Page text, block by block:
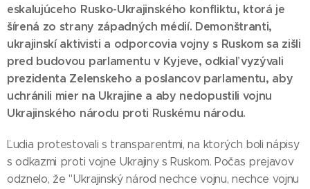
eskalujúceho Rusko-Ukrajinského konfliktu, ktorá je
šírená zo strany západných médií. Demonštranti,
ukrajinskí aktivisti a odporcovia vojny s Ruskom sa zišli
pred budovou parlamentu v Kyjeve, odkiaľ vyzývali
prezidenta Zelenskeho a poslancov parlamentu, aby
uchránili mier na Ukrajine a aby nedopustili vojnu
Ukrajinského národu proti Ruskému národu.
Ľudia protestovali s transparentmi, na ktorých boli nápisy
s odkazmi proti vojne Ukrajiny s Ruskom. Počas prejavov
odznelo, že "Ukrajinský národ nechce vojnu, nechce vojnu